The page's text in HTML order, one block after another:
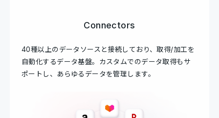
Connectors
40種以上のデータソースと接続しており、取得/加工を
自動化するデータ基盤。カスタムでのデータ取得もサ
ポートし、あらゆるデータを管理します。